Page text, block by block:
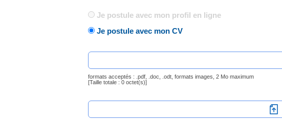
Je postule avec mon profil en ligne
Je postule avec mon CV
formats acceptés : .pdf, .doc, .odt, formats images, 2 Mo maximum
[Taille totale : 0 octet(s)]